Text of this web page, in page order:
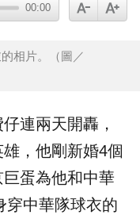
00:00
相片。（圖／
仔連兩天開轟，
，他剛 新婚4個
蛋為他和中華
穿中華隊球衣的